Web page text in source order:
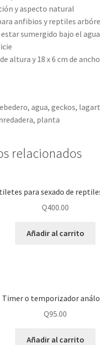
y aspecto natural
anfibios y reptiles
estar sumergido bajo el
altura y 18 x 6 cm de ancho
agua, geckos,
planta
relacionados
para sexado de
Q400.00
Añadir al carrito
Timer o temporizador
Q95.00
Añadir al carrito